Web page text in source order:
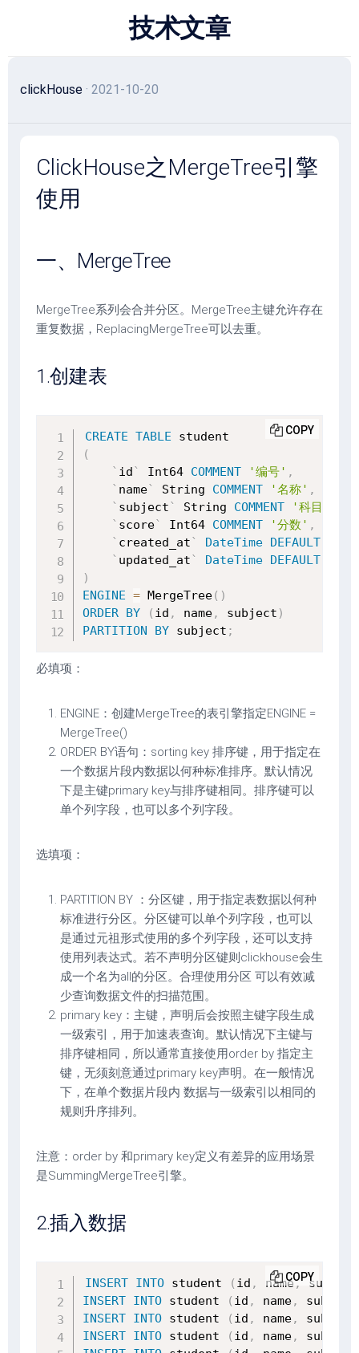
技术文章
clickHouse · 2021-10-20
ClickHouse之MergeTree引擎
使用
一、MergeTree
MergeTree系列会合并分区。MergeTree主键允许存在
重复数据，ReplacingMergeTree可以去重。
1.创建表
CREATE TABLE
(
` id` Int64 COMMENT '编号' ,
` name` String COMMENT '名称' ,
` subject` String COMMENT '科目'
` score` Int64 COMMENT '分数' ,
` created_at` DateTime DEFAULT
` updated_at` DateTime DEFAULT
)
ENGINE = MergeTree( )
ORDER BY ( id , name, subject )
PARTITION
BY subject ;
COPY
必填项：
ENGINE：创建MergeTree的表引擎指定ENGINE =
MergeTree()
ORDER BY语句：sorting key 排序键，用于指定在
一个数据片段内数据以何种标准排序。默认情况
下是主键primary key与排序键相同。排序键可以
单个列字段，也可以多个列字段。
选填项：
PARTITION BY ：分区键，用于指定表数据以何种
标准进行分区。分区键可以单个列字段，也可以
是通过元祖形式使用的多个列字段，还可以支持
使用列表达式。若不声明分区键则clickhouse会生
成一个名为all的分区。合理使用分区 可以有效减
少查询数据文件的扫描范围。
primary key：主键，声明后会按照主键字段生成
一级索引，用于加速表查询。默认情况下主键与
排序键相同，所以通常直接使用order by 指定主
键，无须刻意通过primary key声明。在一般情况
下，在单个数据片段内 数据与一级索引以相同的
规则升序排列。
注意：order by 和primary key定义有差异的应用场景
是SummingMergeTree引擎。
2.插入数据
INSERT INTO student ( id , name, subject
INSERT INTO student ( id , name, subject
INSERT INTO student ( id , name, subject
INSERT INTO student ( id , name, subject
COPY